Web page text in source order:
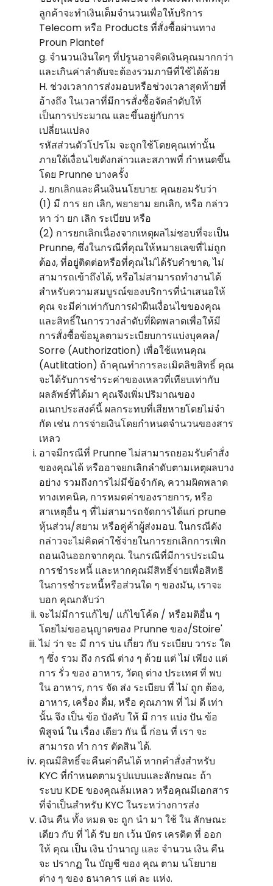
ลูกค้าจะทําเงินเต็มจํานวนเพื่อให้บริการ
Telecom หรือ Products ที่สั่งซื้อผ่านทาง
Proun Plantef
g. จํานวนเงินใดๆ ที่ปรูนอาจคิดเงินคุณมากกว่า
และเกินค่าลําดับจะต้องรวมภาษีที่ใช้ได้ด้วย
H. ช่วงเวลาการส่งมอบหรือช่วงเวลาสุดท้ายที่
อ้างถึง ในเวลาที่มีการสั่งซื้อจัดลําดับให้
เป็นการประมาณ และขึ้นอยู่กับการ
เปลี่ยนแปลง
รหัสส่วนตัวโปรโม จะถูกใช้โดยคุณเท่านั้น
ภายใต้เงื่อนไขดังกล่าวและสภาพที่ กําหนดขึ้น
โดย Prunne บางครั้ง
J. ยกเลิกและคืนเงินนโยบาย: คุณยอมรับว่า
(1) มี การ ยก เลิก, พยายาม ยกเลิก, หรือ กล่าว
หา ว่า ยก เลิก ระเบียบ หรือ
(2) การยกเลิกเนื่องจากเหตุผลไม่ชอบที่จะเป็น
Prunne, ซึ่งในกรณีที่คุณให้หมายเลขที่ไม่ถูก
ต้อง, ที่อยู่ติดต่อหรือที่คุณไม่ได้รับคําขาด, ไม่
สามารถเข้าถึงได้, หรือไม่สามารถทํางานได้
สําหรับความสมบูรณ์ของบริการที่นําเสนอให้
คุณ จะมีค่าเท่ากับการฝ่าฝืนเงื่อนไขของคุณ
และสิทธิ์ในการวางลําดับที่ผิดพลาดเพื่อให้มี
การสั่งซื้อข้อมูลตามระเบียบการแบ่งบุคคล/
Sorre (Authorization) เพื่อใช้แทนคุณ
(Autlitation) ถ้าคุณทําการละเมิดลิขสิทธิ์ คุณ
จะได้รับการชําระค่าของเหลวที่เทียบเท่ากับ
ผลลัพธ์ที่ได้มา คุณจึงเพิ่มปริมาณของ
อเนกประสงค์นี้ ผลกระทบที่เสียหายโดยไม่จํา
กัด เช่น การจ่ายเงินโดยกําหนดจํานวนของสาร
เหลว
อาจมีกรณีที่ Prunne ไม่สามารถยอมรับคําสั่ง
ของคุณได้ หรืออาจยกเลิกลําดับตามเหตุผลบาง
อย่าง รวมถึงการไม่มีข้อจํากัด, ความผิดพลาด
ทางเทคนิค, การหมดค่าของรายการ, หรือ
สาเหตุอื่น ๆ ที่ไม่สามารถจัดการได้แก่ prune
หุ้นส่วน/สยาม หรือคู่ค้าผู้ส่งมอบ. ในกรณีดัง
กล่าวจะไม่คิดค่าใช้จ่ายในการยกเลิกการเพิก
ถอนเงินออกจากคุณ. ในกรณีที่มีการประเมิน
การชําระหนี้ และหากคุณมีสิทธิ์จ่ายเพื่อสิทธิ
ในการชําระหนี้หรือส่วนใด ๆ ของมัน, เราจะ
บอก คุณกลับว่า
จะไม่มีการแก้ไข/ แก้ไขโค้ด / หรือมติอื่น ๆ
โดยไม่ขออนุญาตของ Prunne ของ/Stoire'
ไม่ ว่า จะ มี การ บ่น เกี่ยว กับ ระเบียบ วาระ ใด
ๆ ซึ่ง รวม ถึง กรณี ต่าง ๆ ด้วย แต่ ไม่ เพียง แต่
การ รั่ว ของ อาหาร, วัตถุ ต่าง ประเทศ ที่ พบ
ใน อาหาร, การ จัด ส่ง ระเบียบ ที่ ไม่ ถูก ต้อง,
อาหาร, เครื่อง ดื่ม, หรือ คุณภาพ ที่ ไม่ ดี เท่า
นั้น จึง เป็น ข้อ บังคับ ให้ มี การ แบ่ง ปัน ข้อ
พิสูจน์ ใน เรื่อง เดียว กัน นี้ ก่อน ที่ เรา จะ
สามารถ ทํา การ ตัดสิน ได้.
คุณมีสิทธิ์จะคืนค่าคืนได้ หากคําสั่งสําหรับ
KYC ที่กําหนดตามรูปแบบและลักษณะ ถ้า
ระบบ KDE ของคุณล้มเหลว หรือคุณมีเอกสาร
ที่จําเป็นสําหรับ KYC ในระหว่างการส่ง
เงิน คืน ทั้ง หมด จะ ถูก นํา มา ใช้ ใน ลักษณะ
เดียว กับ ที่ ได้ รับ ยก เว้น บัตร เครดิต ที่ ออก
ให้ คุณ เป็น เงิน บํานาญ และ จํานวน เงิน คืน
จะ ปรากฏ ใน บัญชี ของ คุณ ตาม นโยบาย
ต่าง ๆ ของ ธนาคาร แต่ ละ แห่ง.